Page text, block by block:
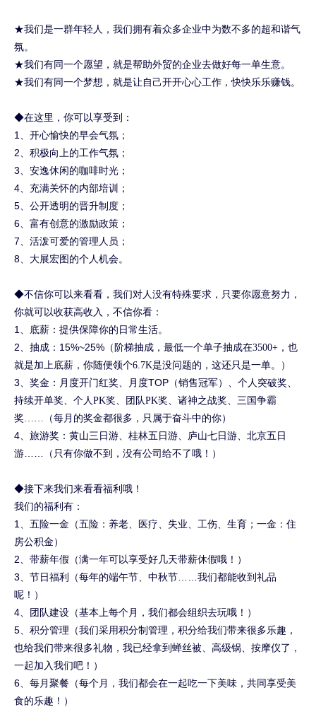
★我们是一群年轻人，我们拥有着众多企业中为数不多的超和谐气
氛。
★我们有同一个愿望，就是帮助外贸的企业去做好每一单生意。
★我们有同一个梦想，就是让自己开开心心工作，快快乐乐赚钱。
◆在这里，你可以享受到：
1、开心愉快的早会气氛；
2、积极向上的工作气氛；
3、安逸休闲的咖啡时光；
4、充满关怀的内部培训；
5、公开透明的晋升制度；
6、富有创意的激励政策；
7、活泼可爱的管理人员；
8、大展宏图的个人机会。
◆不信你可以来看看，我们对人没有特殊要求，只要你愿意努力，
你就可以收获高收入，不信你看：
1、底薪：提供保障你的日常生活。
2、抽成：15%~25% （阶梯抽成，最低一个单子抽成在3500+，也
就是加上底薪，你随便领个6.7K是没问题的，这还只是一单。）
3、奖金：月度开门红奖、月度TOP （销售冠军）、个人突破奖、
持续开单奖、个人PK奖、团队PK奖、诸神之战奖、三国争霸
奖……（每月的奖金都很多，只属于奋斗中的你）
4、旅游奖：黄山三日游、桂林五日游、庐山七日游、北京五日
游……（只有你做不到，没有公司给不了哦！）
◆接下来我们来看看福利哦！
我们的福利有：
1、五险一金（五险：养老、医疗、失业、工伤、生育；一金：住
房公积金）
2、带薪年假（满一年可以享受好几天带薪休假哦！）
3、节日福利（每年的端午节、中秋节……我们都能收到礼品
呢！）
4、团队建设（基本上每个月，我们都会组织去玩哦！）
5、积分管理（我们采用积分制管理，积分给我们带来很多乐趣，
也给我们带来很多礼物，我已经拿到蝉丝被、高级锅、按摩仪了，
一起加入我们吧！）
6、每月聚餐（每个月，我们都会在一起吃一下美味，共同享受美
食的乐趣！）